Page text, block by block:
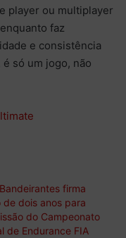
player ou multiplayer
faz
e consistência
só um jogo, não
firma
de dois anos para
do Campeonato
de Endurance FIA